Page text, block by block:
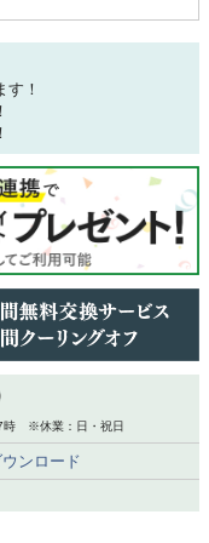
す！
時 ※休業：日・祝日
ンロード